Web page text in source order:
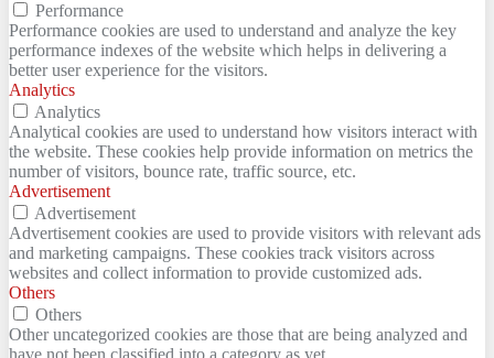
Performance
Performance cookies are used to understand and analyze the key
performance indexes of the website which helps in delivering a
better user experience for the visitors.
Analytics
Analytics
Analytical cookies are used to understand how visitors interact with
the website. These cookies help provide information on metrics the
number of visitors, bounce rate, traffic source, etc.
Advertisement
Advertisement
Advertisement cookies are used to provide visitors with relevant ads
and marketing campaigns. These cookies track visitors across
websites and collect information to provide customized ads.
Others
Others
Other uncategorized cookies are those that are being analyzed and